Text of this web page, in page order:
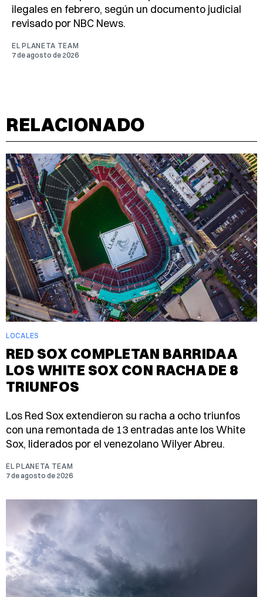
ilegales en febrero, según un documento judicial
revisado por NBC News.
EL PLANETA TEAM
7 de agosto de 2026
RELACIONADO
LOCALES
RED SOX COMPLETAN BARRIDA A
LOS WHITE SOX CON RACHA DE 8
TRIUNFOS
Los Red Sox extendieron su racha a ocho triunfos
con una remontada de 13 entradas ante los White
Sox, liderados por el venezolano Wilyer Abreu.
EL PLANETA TEAM
7 de agosto de 2026